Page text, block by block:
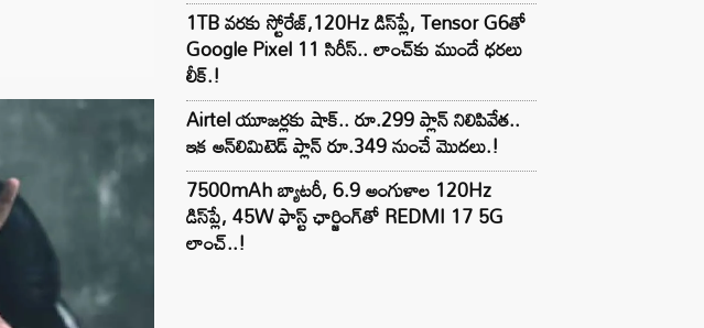
1TB వరకు స్టోరేజ్,120Hz డిస్‌ప్లే, Tensor G6తో
Google Pixel 11 సిరీస్.. లాంచ్⁭కు ముందే ధరలు
లీక్.!
Airtel యూజర్లకు షాక్.. రూ.299 ప్లాన్ నిలిపివేత..
ఇక అన్‌లిమిటెడ్ ప్లాన్ రూ.349 నుంచే మొదలు.!
7500mAh బ్యాటరీ, 6.9 అంగుళాల 120Hz
డిస్‌ప్లే, 45W ఫాస్ట్ ఛార్జింగ్‌తో REDMI 17 5G
లాంచ్..!